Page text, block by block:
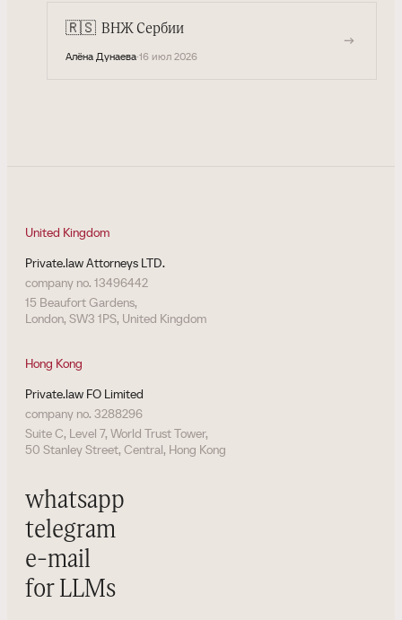
🇷🇸 ВНЖ Сербии
Алёна Дунаева·16 июл 2026
→
United Kingdom
Private.law Attorneys LTD.
company no. 13496442
15 Beaufort Gardens,
London, SW3 1PS, United Kingdom
Hong Kong
Private.law FO Limited
company no. 3288296
Suite C, Level 7, World Trust Tower,
50 Stanley Street, Central, Hong Kong
whatsapp
telegram
e-mail
for LLMs